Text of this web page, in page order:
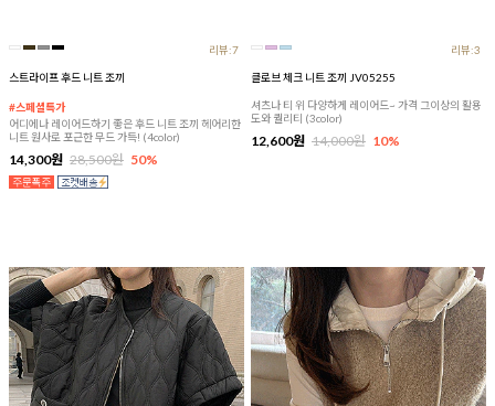
리뷰:7
스트라이프 후드 니트 조끼
#스페셜특가
어디에나 레이어드하기 좋은 후드 니트 조끼 헤어리한
니트 원사로 포근한 무드 가득! (4color)
14,300원 28,500원 50%
리뷰:3
클로브 체크 니트 조끼 JV05255
셔츠나 티 위 다양하게 레이어드~ 가격 그이상의 활용
도와 퀄리티 (3color)
12,600원 14,000원 10%